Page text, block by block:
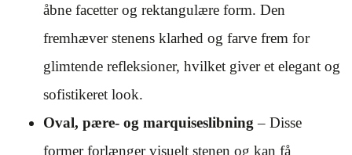
åbne facetter og rektangulære form. Den
fremhæver stenens klarhed og farve frem for
glimtende refleksioner, hvilket giver et elegant og
sofistikeret look.
Oval, pære- og marquiseslibning – Disse
former forlænger visuelt stenen og kan få